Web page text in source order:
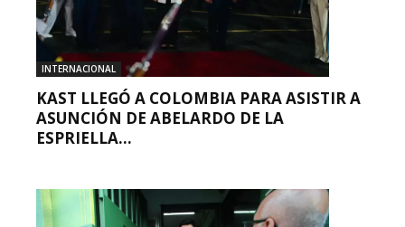
INTERNACIONAL
KAST LLEGÓ A COLOMBIA PARA ASISTIR A
ASUNCIÓN DE ABELARDO DE LA
ESPRIELLA...